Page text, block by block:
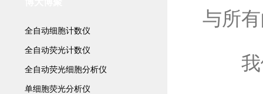
全自动细胞计数仪
全自动荧光计数仪
全自动荧光细胞分析仪
单细胞荧光分析仪
与所
我们